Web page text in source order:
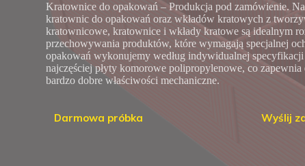
Kratownice do opakowań – Produkcja pod zamówienie.
kratownic do opakowań oraz wkładów kratowych z
kratownicowe, kratownice i wkłady kratowe są idealnym
przechowywania produktów, które wymagają specjalnej
opakowań wykonujemy według indywidualnej
najczęściej płyty komorowe polipropylenowe, co
bardzo dobre właściwości mechaniczne.
Darmowa próbka Wyślij